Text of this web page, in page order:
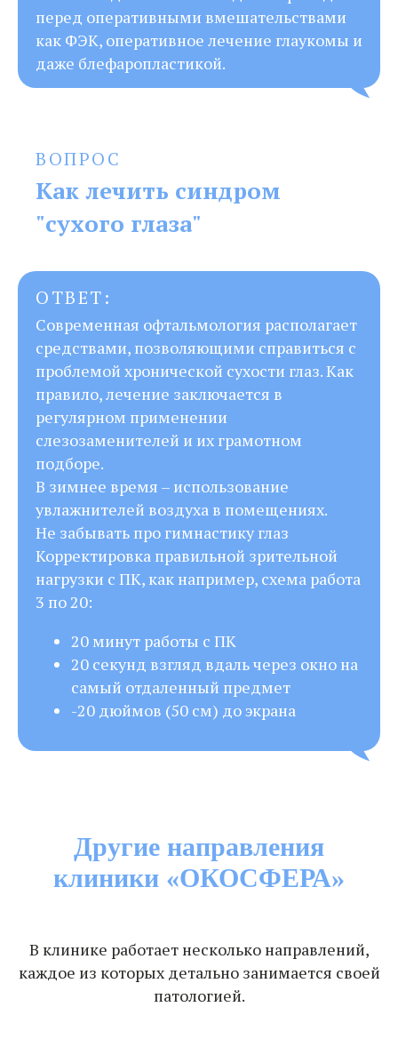
перед оперативными вмешательствами
как ФЭК, оперативное лечение глаукомы и
даже блефаропластикой.
ВОПРОС
Как лечить синдром
"сухого глаза"
ОТВЕТ:
Современная офтальмология располагает
средствами, позволяющими справиться с
проблемой хронической сухости глаз. Как
правило, лечение заключается в
регулярном применении
слезозаменителей и их грамотном
подборе.
В зимнее время – использование
увлажнителей воздуха в помещениях.
Не забывать про гимнастику глаз
Корректировка правильной зрительной
нагрузки с ПК, как например, схема работа
3 по 20:
20 минут работы с ПК
20 секунд взгляд вдаль через окно на
самый отдаленный предмет
-20 дюймов (50 см) до экрана
Другие направления
клиники «ОКОСФЕРА»
В клинике работает несколько направлений,
каждое из которых детально занимается своей
патологией.